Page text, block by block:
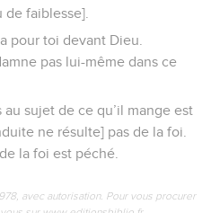
de faiblesse].
pour toi devant Dieu.
pas lui-même dans ce
sujet de ce qu’il mange est
ne résulte] pas de la foi.
la foi est péché.
avec autorisation. Pour vous procurer